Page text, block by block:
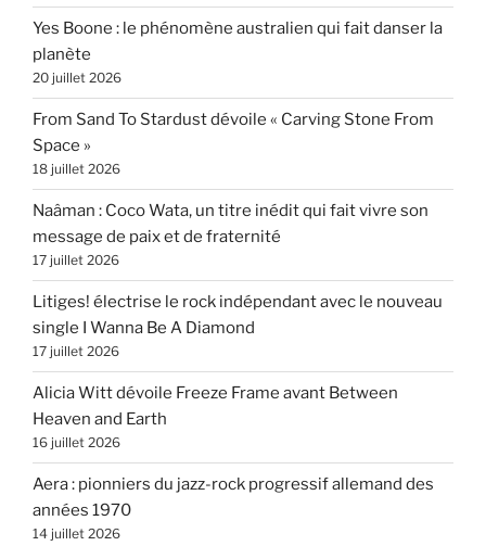
Yes Boone : le phénomène australien qui fait danser la
planète
20 juillet 2026
From Sand To Stardust dévoile « Carving Stone From
Space »
18 juillet 2026
Naâman : Coco Wata, un titre inédit qui fait vivre son
message de paix et de fraternité
17 juillet 2026
Litiges! électrise le rock indépendant avec le nouveau
single I Wanna Be A Diamond
17 juillet 2026
Alicia Witt dévoile Freeze Frame avant Between
Heaven and Earth
16 juillet 2026
Aera : pionniers du jazz-rock progressif allemand des
années 1970
14 juillet 2026